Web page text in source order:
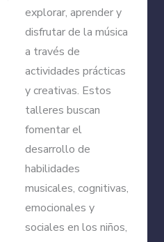
explorar, aprender y
disfrutar de la música
a través de
actividades prácticas
y creativas. Estos
talleres buscan
fomentar el
desarrollo de
habilidades
musicales, cognitivas,
emocionales y
sociales en los niños,